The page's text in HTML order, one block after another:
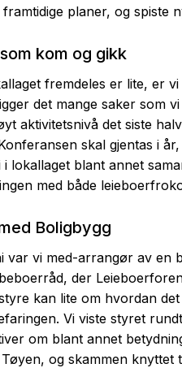
planer, og spiste
kom og gikk
fremdeles er lite, er
det mange saker som
aktivitetsnivå det siste
skal gjentas i
i lokallaget blant annet
med både
Boligbygg
var vi med-arrangør av en
der
kan lite om hvordan
Vi viste styret
om blant annet
og skammen